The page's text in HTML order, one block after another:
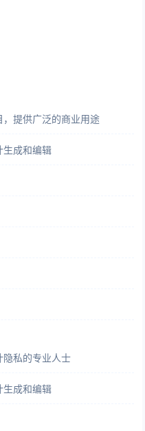
提供广泛的商业用途
成和编辑
私的专业人士
成和编辑